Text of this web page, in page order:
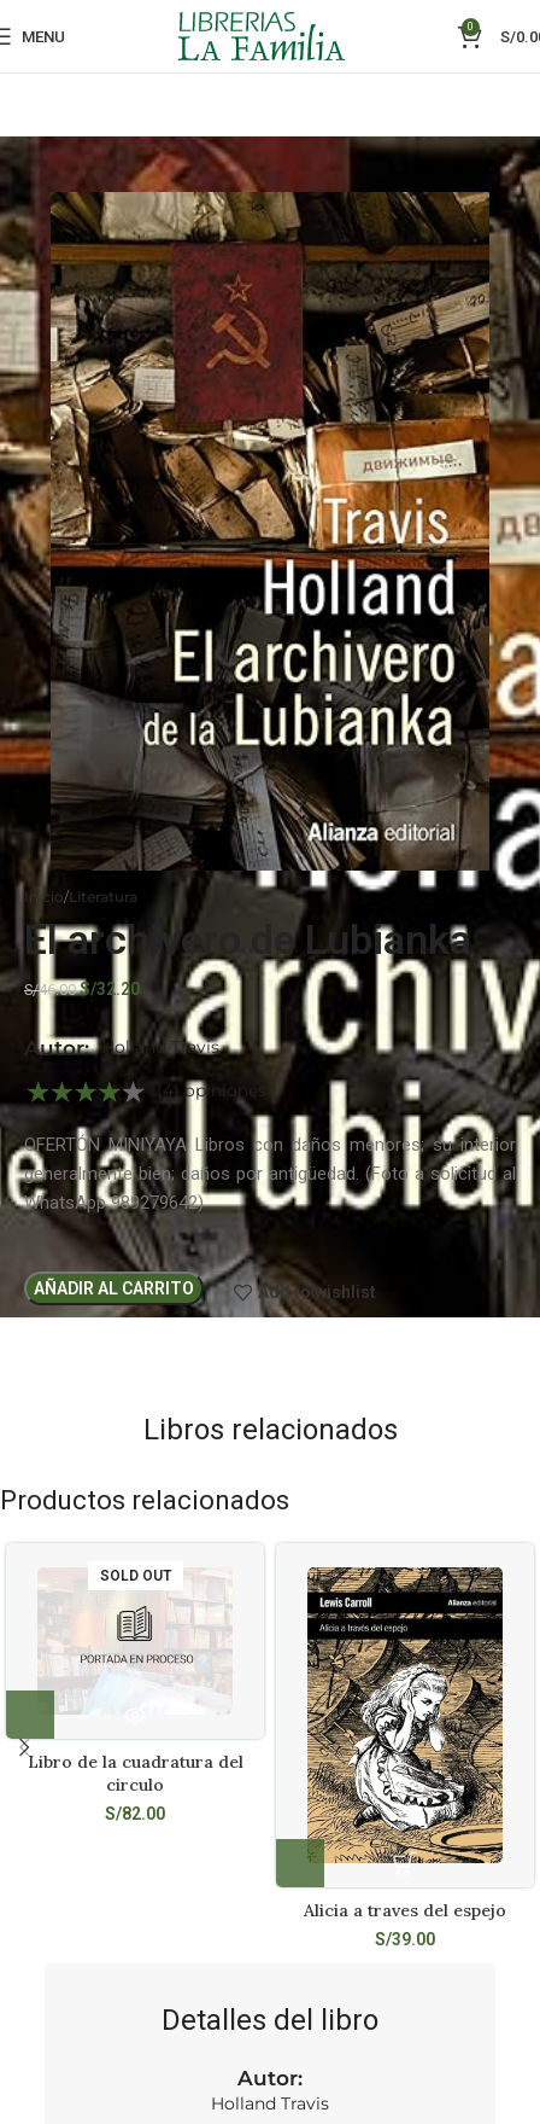
MENU
0
S/
Inicio Literatura
El archivero de Lubianka
S/46.00 S/32.20
Autor: Holland Travis
(4) opiniones
OFERTÓN MINIYAYA Libros con daños menores; su interior
generalmente bien; daños por antigüedad. (Foto a solicitud al
WhatsApp 989279642)
AÑADIR AL CARRITO Add to wishlist
Libros relacionados
Productos relacionados
SOLD OUT
Libro de la cuadratura del
circulo
S/82.00
Alicia a traves del espejo
S/39.00
Detalles del libro
Autor:
Holland Travis